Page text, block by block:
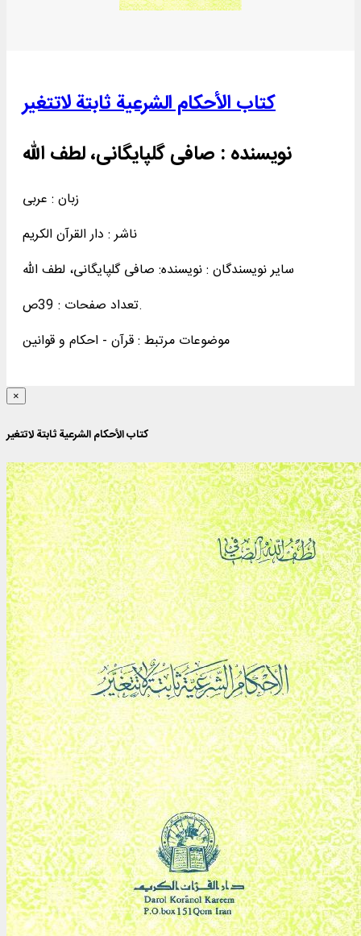
کتاب الأحکام الشرعیة ثابتة لاتتغیر
نویسنده : صافی گلپایگانی، لطف‌ الله
زبان : عربی
ناشر : دار القرآن الکريم
سایر نویسندگان : نویسنده: صافی گلپایگانی، لطف‌ الله
تعداد صفحات : 39ص.
موضوعات مرتبط :قرآن - احکام و قوانین
×
کتاب الأحکام الشرعیة ثابتة لاتتغیر